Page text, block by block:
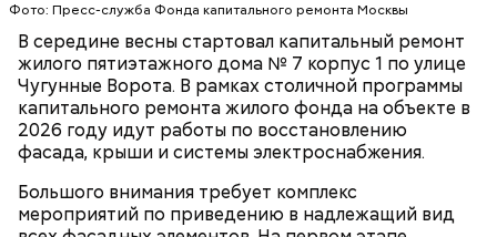
Фото: Пресс-служба Фонда капитального ремонта Москвы
В середине весны стартовал капитальный ремонт
жилого пятиэтажного дома № 7 корпус 1 по улице
Чугунные Ворота. В рамках столичной программы
капитального ремонта жилого фонда на объекте в
2026 году идут работы по восстановлению
фасада, крыши и системы электроснабжения.
Большого внимания требует комплекс
мероприятий по приведению в надлежащий вид
На крыше здания специалисты усилят
стропильную систему и заменят обрешетку,
произведут работы по устройству температурно-
влажностного режима и ходового настила. Также в
рамках капитального ремонта в доме обновят
систему электроснабжения.
РАЙОН ВЫХИНО-ЖУЛЕБИНО
КАПИТАЛЬНЫЙ РЕМОНТ
ЮГО-ВОСТОЧНЫЙ АДМИНИСТРАТИВНЫЙ ОКРУГ
(ЮВАО)